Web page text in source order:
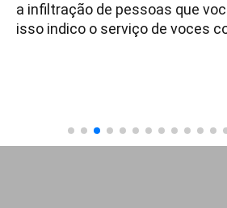
a infiltração de pessoas que
isso indico o serviço de voces